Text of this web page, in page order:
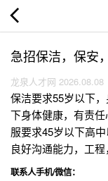
急招保洁，保安
龙泉人才网 2026.08.08
保洁要求55岁以下
下身体健康，有责
服要求45岁以下高
良好沟通能力，工程
联系人手机/微信：